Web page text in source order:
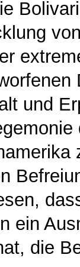
und
ein
die